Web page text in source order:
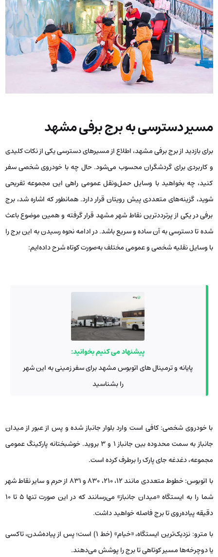
مسیر دسترسی به برج برفی مشهد
برای بازدید از برج برفی مشهد، اطلاع از مسیرهای دسترسی یکی از نکات کلیدی
و کاربردی برای گردشگران محسوب می‌شود. حال چه با خودروی شخصی سفر
کنید، چه بخواهید با وسایل حمل‌ونقل عمومی راهی این مجموعه تفریحی
شوید، گزینه‌های متعددی پیش رویتان قرار دارد. همانطور که اشاره شد، برج
برفی در یکی از پرترددترین نقاط شهر مشهد قرار گرفته و همین موضوع باعث
شده تا دسترسی به آن ساده و سریع باشد. در ادامه نحوه رسیدن به این برج را
با وسایل نقلیه شخصی و عمومی مختلف به‌صورت کوتاه شرح داده‌ایم:
پیشنهاد می کنیم بخوانید:
پایانه و ترمینال های اتوبوس مشهد برای سفر زمینی به این شهر
را بشناسید
با خودروی شخصی: کافی است وارد بلوار جانباز شده و پس از عبور از میدان
جانباز به سمت محدوده بین جانباز ۱ و ۳ بروید. خوشبختانه پارکینگ عمومی
مجموعه، دغدغه جای پارک را برطرف کرده است.
با اتوبوس: خطوط متعددی مانند ۱۲، ۲۱۰، ۸۳۰ و ۸۳۱ از حرم و سایر نقاط شهر
شما را به ایستگاه «میدان جانباز» می‌رسانند که در این صورت تنها ۵ تا ۱۰
دقیقه پیاده‌روی تا برج فاصله خواهید داشت.
با مترو:
نزدیک‌ترین ایستگاه، «خیام» (خط ۱) است؛ پس از پیاده‌شدن، تاکسی
یا دوچرخه‌ها مسیر کوتاهی تا برج را پوشش می‌دهند.